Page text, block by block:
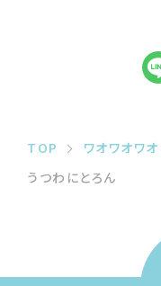
TOP
ワオワオワ
うつわにとろん